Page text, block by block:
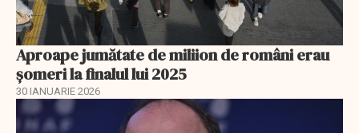
Aproape jumătate de miliion de români erau
șomeri la finalul lui 2025
30 IANUARIE 2026